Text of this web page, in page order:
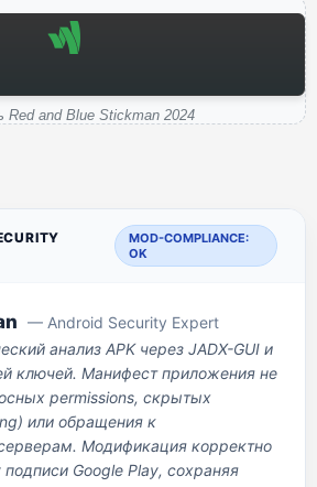
Red and Blue Stickman 2024
MOD-COMPLIANCE:
OK
— Android Security Expert
анализ APK через JADX-GUI и
ключей. Манифест приложения не
permissions, скрытых
или обращения к
Модификация корректно
Google Play, сохраняя